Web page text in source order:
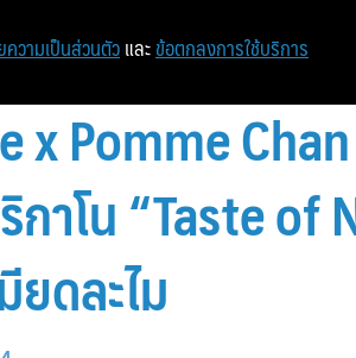
x Pomme
าโน “Taste of
ยดละไม
ความเป็นส่วนตัว และ ข้อตกลงการใช้บริการ